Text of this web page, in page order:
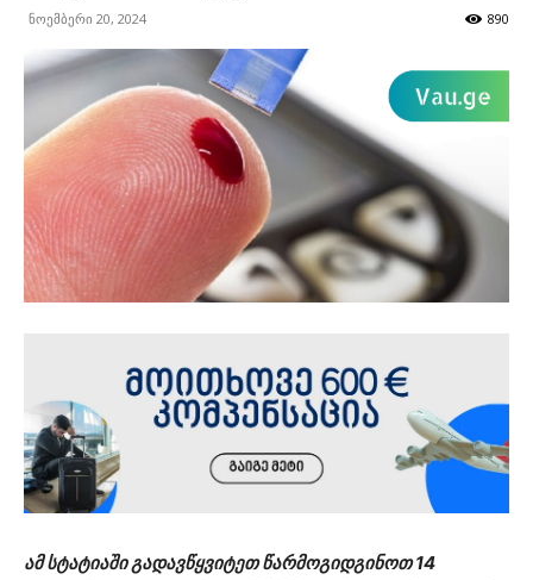
ნოემბერი 20, 2024 890
ამ სტატიაში გადავწყვიტეთ წარმოგიდგინოთ 14